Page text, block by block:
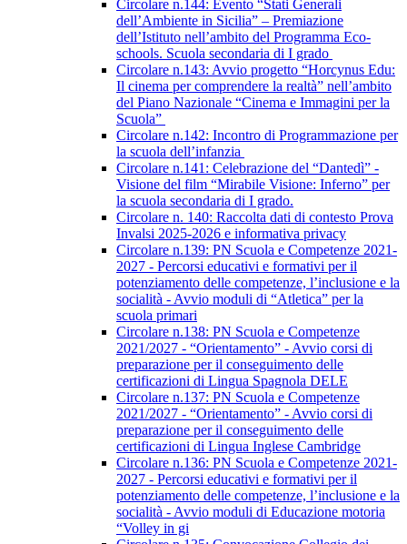
Circolare n.144: Evento “Stati Generali
dell’Ambiente in Sicilia” – Premiazione
dell’Istituto nell’ambito del Programma Eco-
schools. Scuola secondaria di I grado
Circolare n.143: Avvio progetto “Horcynus Edu:
Il cinema per comprendere la realtà” nell’ambito
del Piano Nazionale “Cinema e Immagini per la
Scuola”
Circolare n.142: Incontro di Programmazione per
la scuola dell’infanzia
Circolare n.141: Celebrazione del “Dantedì” -
Visione del film “Mirabile Visione: Inferno” per
la scuola secondaria di I grado.
Circolare n. 140: Raccolta dati di contesto Prova
Invalsi 2025-2026 e informativa privacy
Circolare n.139: PN Scuola e Competenze 2021-
2027 - Percorsi educativi e formativi per il
potenziamento delle competenze, l’inclusione e la
socialità - Avvio moduli di “Atletica” per la
scuola primari
Circolare n.138: PN Scuola e Competenze
2021/2027 - “Orientamento” - Avvio corsi di
preparazione per il conseguimento delle
certificazioni di Lingua Spagnola DELE
Circolare n.137: PN Scuola e Competenze
2021/2027 - “Orientamento” - Avvio corsi di
preparazione per il conseguimento delle
certificazioni di Lingua Inglese Cambridge
Circolare n.136: PN Scuola e Competenze 2021-
2027 - Percorsi educativi e formativi per il
potenziamento delle competenze, l’inclusione e la
socialità - Avvio moduli di Educazione motoria
“Volley in gi